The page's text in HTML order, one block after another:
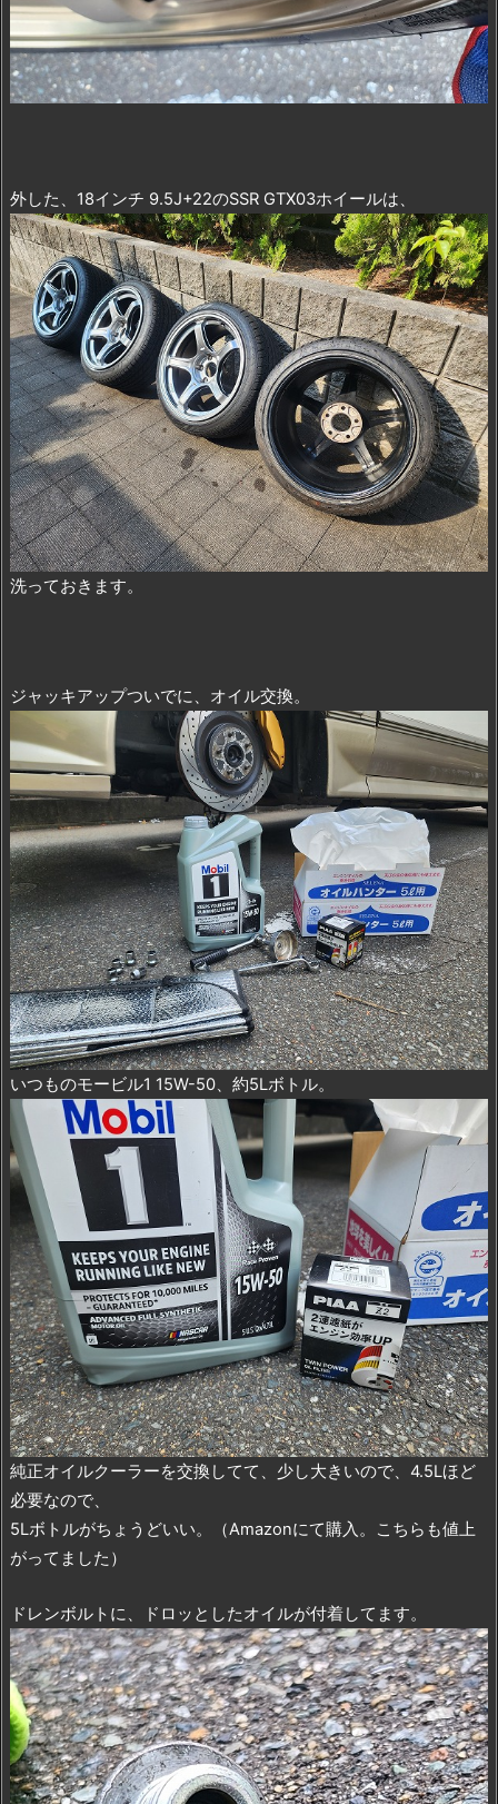
外した、18インチ 9.5J+22のSSR GTX03ホイールは、
洗っておきます。
ジャッキアップついでに、オイル交換。
いつものモービル1 15W-50、約5Lボトル。
純正オイルクーラーを交換してて、少し大きいので、4.5Lほど
必要なので、
5Lボトルがちょうどいい。（Amazonにて購入。こちらも値上
がってました）
ドレンボルトに、ドロッとしたオイルが付着してます。